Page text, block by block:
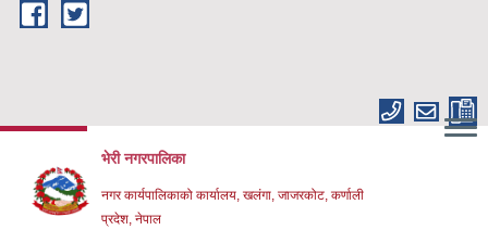
Skip to main content
भेरी नगरपालिका
नगर कार्यपालिकाको कार्यालय, खलंगा, जाजरकोट, कर्णाली
प्रदेश, नेपाल